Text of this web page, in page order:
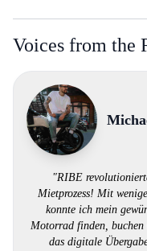
Voices from the
"RIBE
Mietprozess! Mit
konnte ich mein
Motorrad finden, buchen
das digitale